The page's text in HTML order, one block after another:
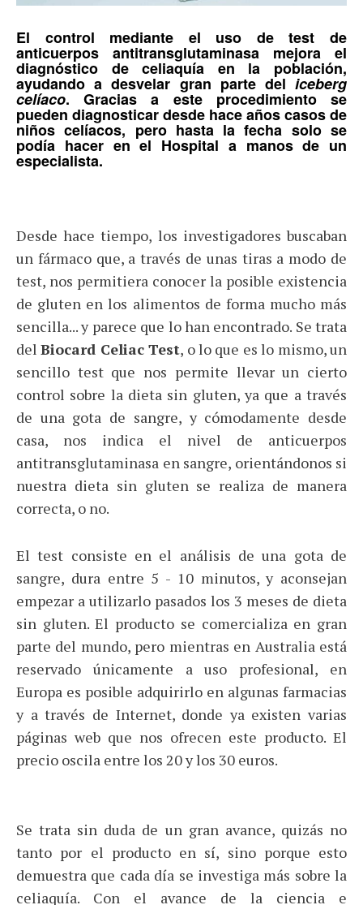
El control mediante el uso detest de
anticuerpos antitransglutaminasa mejora el
diagnóstico de celiaquía en la población,
ayudando a desvelar gran parte del iceberg
celíaco. Gracias a este procedimiento se
pueden diagnosticar desde hace años casos de
niños celíacos, pero hasta la fecha solo se
podía hacer en el Hospital a manos de un
especialista.
Desde hace tiempo, los investigadores buscaban
un fármaco que, a través de unas tiras a modo de
test, nos permitiera conocer la posible existencia
de gluten en los alimentos de forma mucho más
sencilla... y parece que lo han encontrado. Se trata
delBiocard Celiac Test, o lo que es lo mismo, un
sencillo test que nos permite llevar un cierto
control sobre la dieta sin gluten, ya que a través
de una gota de sangre, y cómodamente desde
casa, nos indica el nivel de anticuerpos
antitransglutaminasa en sangre, orientándonos si
nuestra dieta sin gluten se realiza de manera
correcta, o no.
El test consiste en el análisis de una gota de
sangre, dura entre 5 - 10 minutos, y aconsejan
empezar a utilizarlo pasados los 3 meses de dieta
sin gluten. El producto se comercializa en gran
parte del mundo, pero mientras en Australia está
reservado únicamente a uso profesional, en
Europa es posible adquirirlo en algunas farmacias
y a través de Internet, donde ya existen varias
páginas web que nos ofrecen este producto. El
precio oscila entre los 20 y los 30 euros.
Se trata sin duda de un gran avance, quizás no
tanto por el producto en sí, sino porque esto
demuestra que cada día se investiga más sobre la
celiaquía. Con el avance de la ciencia e